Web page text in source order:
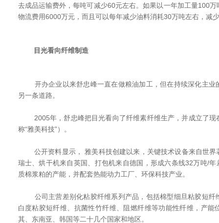
去成品运输费外，每吨可减少60元左右。如果以一年加工量100
物流费用6000万元，而且可以每年减少油料消耗30万吨左右，减
目光看向纤维制造
开办企业以来舒忠峰一直在做粮油加工，但在持续深化主业
另一条道路。
2005年，舒忠峰把目光看向了纤维素纤维生产，并成立了现
称“雅美科技”）。
公开资料显示， 雅美科技创建以来，关键技术设备来自世界
瑞士、烘干机来自英国、打包机来自德国，形成六条线32万吨/
质棉浆粕的产能，并配套热能动力工厂、环保科技产业。
公司主营差别化粘胶纤维系列产品，包括棉型细旦粘胶短纤
白度粘胶短纤维、抗菌性竹纤维、阻燃纤维等功能性纤维，产能
其、东南亚、韩国等二十几个国家和地区。